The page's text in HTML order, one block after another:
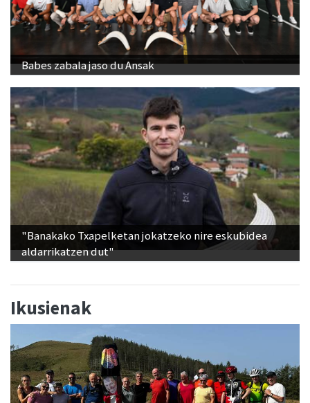
Babes zabala jaso du Ansak
"Banakako Txapelketan jokatzeko nire eskubidea
aldarrikatzen dut"
Ikusienak